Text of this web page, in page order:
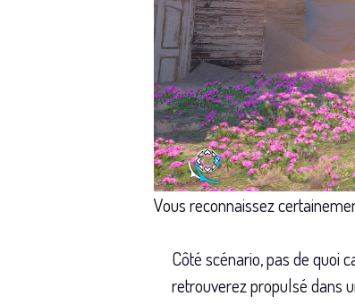
Vous reconnaissez
Côté scénario, pas de quoi
retrouverez propulsé dans